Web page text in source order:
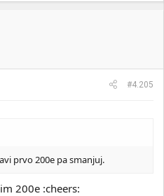
#4.205
prvo 200e pa smanjuj.
200e :cheers: